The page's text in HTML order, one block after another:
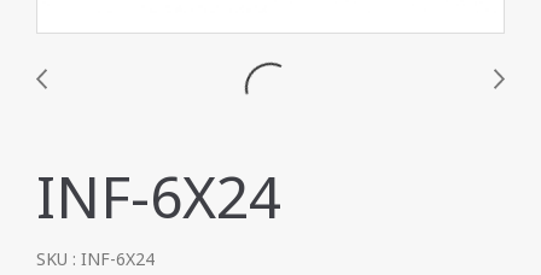
INF-6X24
SKU : INF-6X24